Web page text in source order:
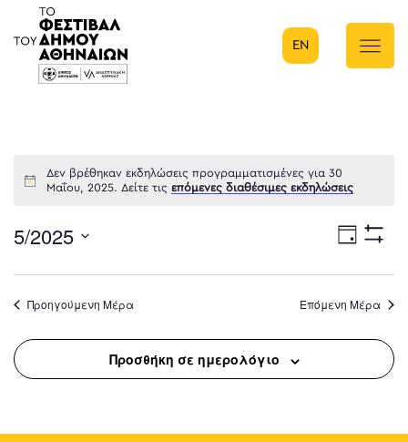
Κύρια πλοήγηση
EN
Δεν βρέθηκαν εκδηλώσεις προγραμματισμένες για 30
Μαΐου, 2025. Δείτε τιςεπόμενες διαθέσιμες εκδηλώσεις
Ημέρα
5/2025
date.
Προηγούμενη Μέρα Επόμενη Μέρα
Προσθήκη σε ημερολόγιο